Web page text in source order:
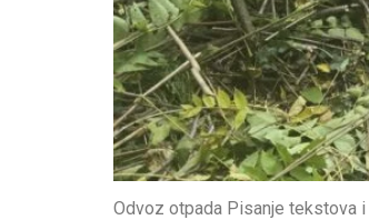
Odvoz otpada Pisanje tekstova